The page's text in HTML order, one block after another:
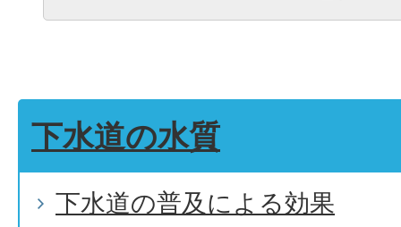
下水道の水質
下水道の普及による効果